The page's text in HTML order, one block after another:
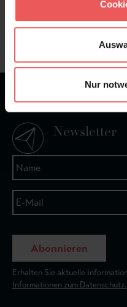
Nur
★★★★★Bei 1245
Newsletter
Abonnieren
Erhalten Sie aktuelle
Informationen zum Datenschutz.